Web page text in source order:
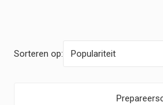
Sorteren op: